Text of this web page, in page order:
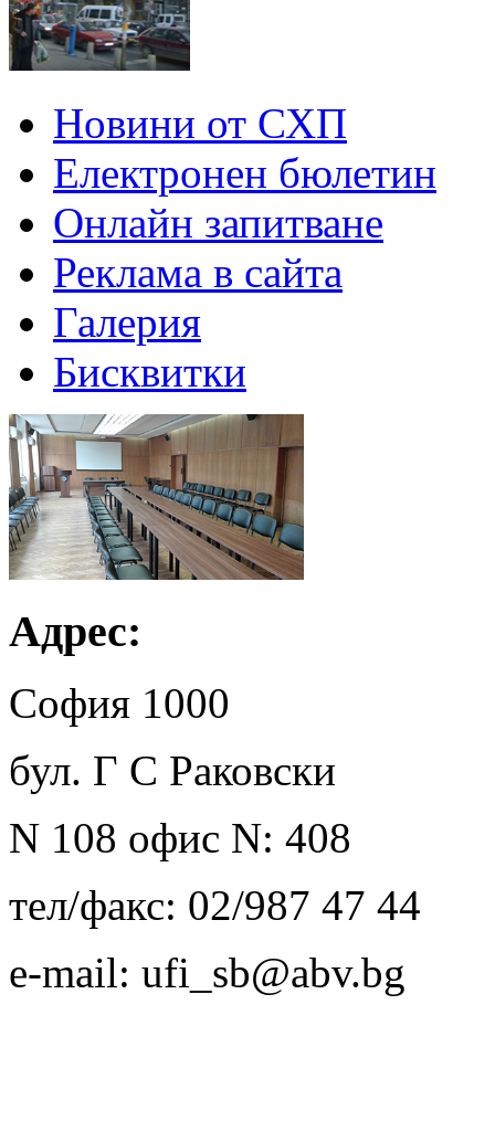
Новини от СХП
Електронен бюлетин
Онлайн запитване
Реклама в сайта
Галерия
Бисквитки
Адрес:
София 1000
бул. Г С Раковски
N 108 офис N: 408
тел/факс: 02/987 47 44
e-mail: ufi_sb@abv.bg